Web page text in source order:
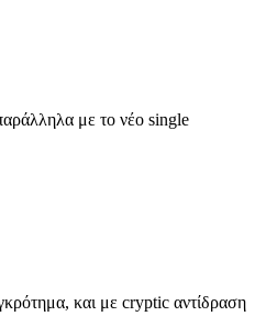
με το νέο single
και με cryptic αντίδραση